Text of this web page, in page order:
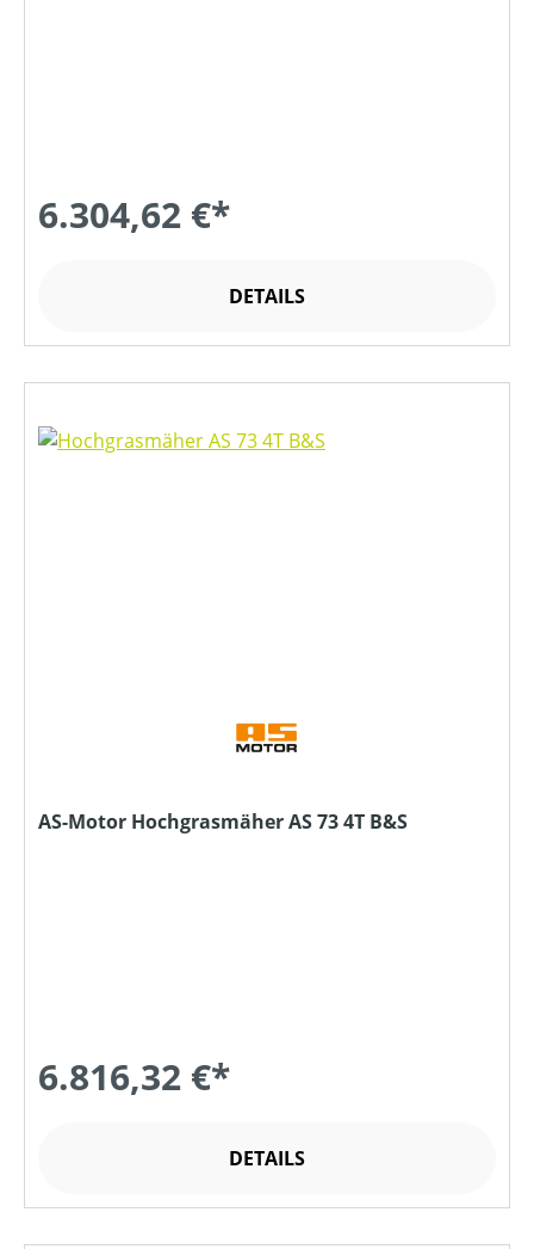
6.304,62 €*
DETAILS
AS-Motor Hochgrasmäher AS 73 4T B&S
6.816,32 €*
DETAILS